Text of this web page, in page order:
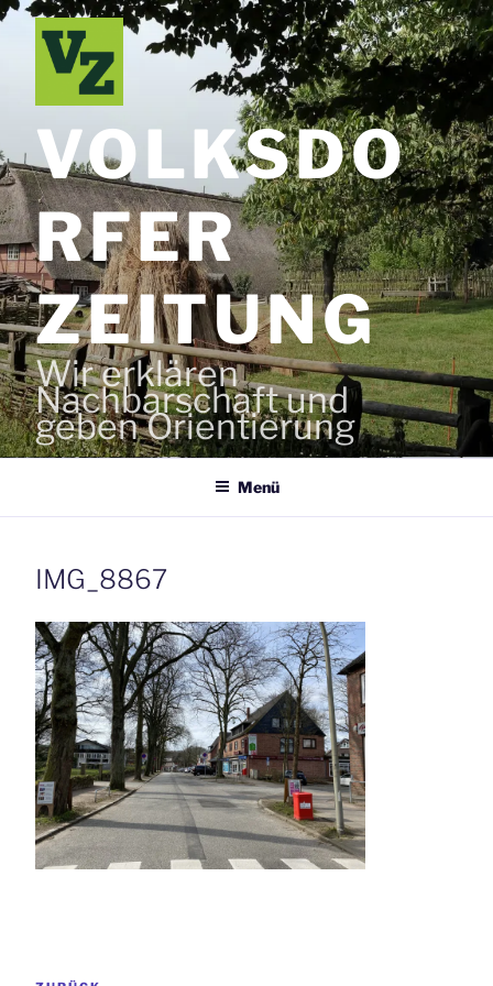
Zum
Inhalt
springen
VOLKSDO
RFER
ZEITUNG
Wir erklären
Nachbarschaft und
geben Orientierung
Menü
IMG_8867